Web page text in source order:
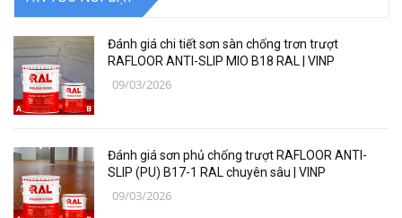
Thiết bị, vật tư điện nước
Thiết bị, vật tư điện lạnh
Thiết bị bảo hộ lao động
Thiết bị đo Mitutoyo
Đánh giá chi tiết sơn sàn chống trơn trượt
RAFLOOR ANTI-SLIP MIO B18 RAL | VINP
09/03/2026
Đánh giá sơn phủ chống trượt RAFLOOR ANTI-
SLIP (PU) B17-1 RAL chuyên sâu | VINP
09/03/2026